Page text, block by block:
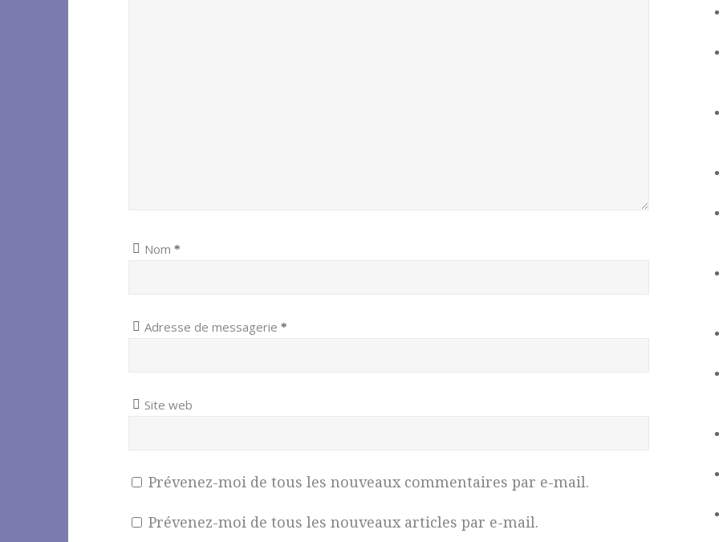
Nom *
Adresse de messagerie *
Site web
Prévenez-moi de tous les nouveaux commentaires par e-mail.
Prévenez-moi de tous les nouveaux articles par e-mail.